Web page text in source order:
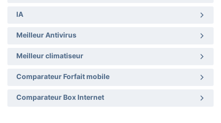
IA
Meilleur Antivirus
Meilleur climatiseur
Comparateur Forfait mobile
Comparateur Box Internet